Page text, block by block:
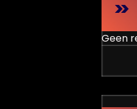
Geen